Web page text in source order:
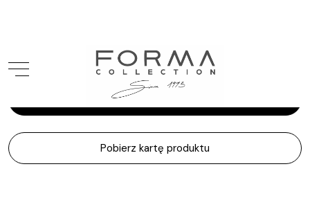
Zapytaj o produkt
Pobierz kartę produktu